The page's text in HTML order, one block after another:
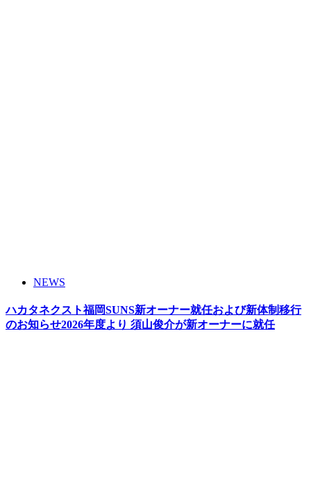
NEWS
ハカタネクスト福岡SUNS新オーナー就任および新体制移行
のお知らせ2026年度より 須山俊介が新オーナーに就任